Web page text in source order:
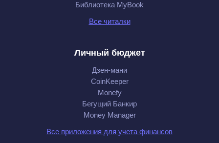
Библиотека MyBook
Все читалки
Личный бюджет
Дзен-мани
CoinKeeper
Monefy
Бегущий Банкир
Money Manager
Все приложения для учета финансов